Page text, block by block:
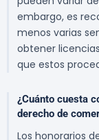
embargo, es
menos varias
obtener
que estos
¿Cuánto cuesta
derecho de
Los honorarios